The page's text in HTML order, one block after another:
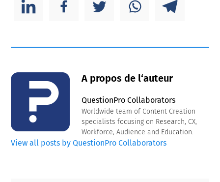
A propos de l‘auteur
QuestionPro Collaborators
Worldwide team of Content Creation
specialists focusing on Research, CX,
Workforce, Audience and Education.
View all posts by QuestionPro Collaborators